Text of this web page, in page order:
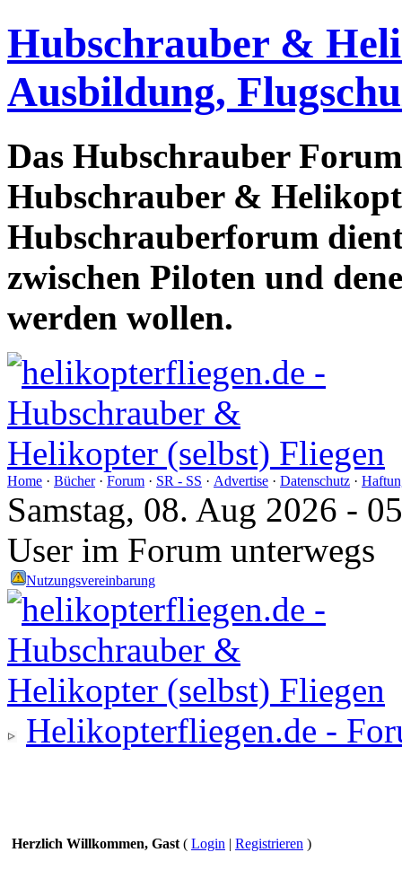
Hubschrauber &
Ausbildung,
Das Hubschrauber
Hubschrauber &
Hubschrauberforum
zwischen Piloten und
werden wollen.
Home · Bücher· Forum · SR - SS · Advertise · Datenschutz ·
Samstag, 08. Aug 2026 -
User im Forum unterwegs
Nutzungsvereinbarung
Helikopterfliegen.de -
Herzlich Willkommen, Gast ( Login | Registrieren )